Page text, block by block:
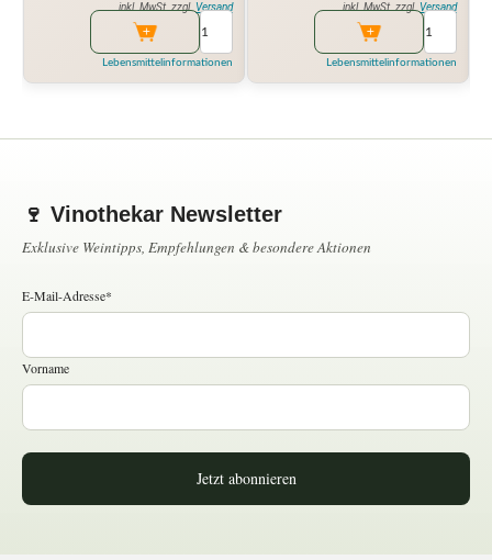
inkl. MwSt. zzgl. Versand
Lebensmittelinformationen
inkl. MwSt. zzgl. Versand
Lebensmittelinformationen
🍷 Vinothekar Newsletter
Exklusive Weintipps, Empfehlungen & besondere Aktionen
E-Mail-Adresse*
Vorname
Jetzt abonnieren